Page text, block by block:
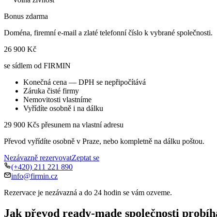
Bonus zdarma
Doména, firemní e-mail a zlaté telefonní číslo k vybrané společnosti.
26 900 Kč
se sídlem od FIRMIN
Konečná cena — DPH se nepřipočítává
Záruka čisté firmy
Nemovitosti vlastníme
Vyřídíte osobně i na dálku
29 900 Kčs přesunem na vlastní adresu
Převod vyřídíte osobně v Praze, nebo kompletně na dálku poštou.
Nezávazně rezervovatZeptat se
(+420) 211 221 890
info@firmin.cz
Rezervace je nezávazná a do 24 hodin se vám ozveme.
Jak převod ready-made společnosti